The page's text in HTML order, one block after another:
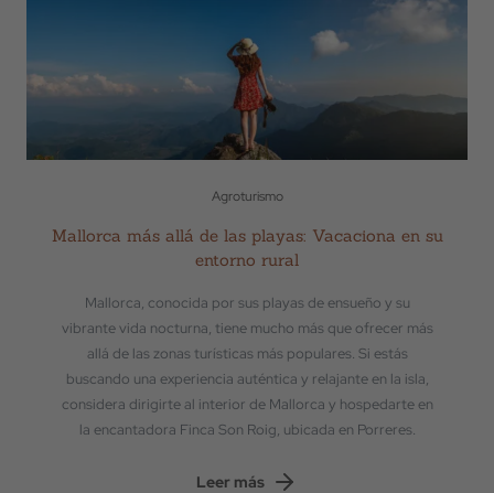
Agroturismo
Mallorca más allá de las playas: Vacaciona en su
entorno rural
Mallorca, conocida por sus playas de ensueño y su
vibrante vida nocturna, tiene mucho más que ofrecer más
allá de las zonas turísticas más populares. Si estás
buscando una experiencia auténtica y relajante en la isla,
considera dirigirte al interior de Mallorca y hospedarte en
la encantadora Finca Son Roig, ubicada en Porreres.
Leer más